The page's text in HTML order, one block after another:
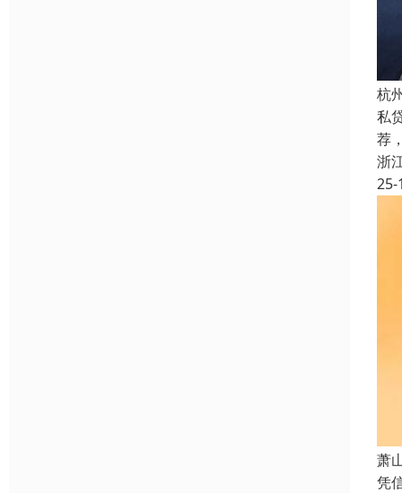
杭
私
荐
浙
25-
萧
凭